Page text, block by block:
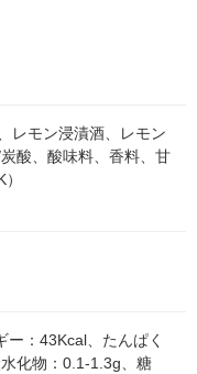
レモン浸漬酒、レモン
酸、酸味料、香料、甘
：43Kcal、たんぱく
化物：0.1-1.3g、糖